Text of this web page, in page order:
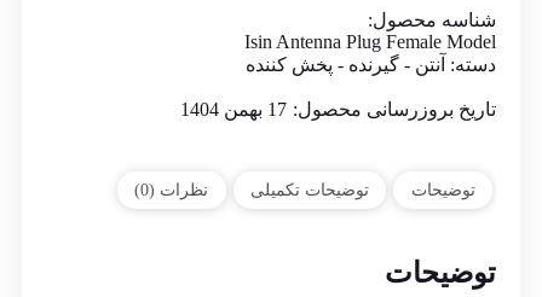
عدد
شناسه محصول:
Isin Antenna Plug Female Model
دسته: آنتن - گیرنده - پخش کننده
تاریخ بروزرسانی محصول: 17 بهمن 1404
توضیحات توضیحات تکمیلی نظرات (0)
توضیحات